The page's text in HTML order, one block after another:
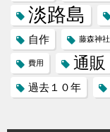
淡路島
自作
藤森神社
費用 通販
過去１０年